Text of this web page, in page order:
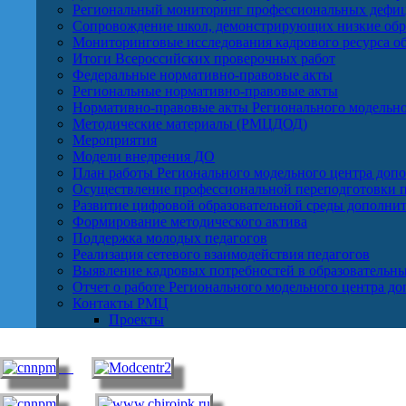
Региональный мониторинг профессиональных
Сопровождение школ, демонстрирующих низкие
Мониторинговые исследования кадрового ресурса
Итоги Всероссийских проверочных работ
Федеральные нормативно-правовые акты
Региональные нормативно-правовые акты
Нормативно-правовые акты Регионального
Методические материалы (РМЦДОД)
Мероприятия
Модели внедрения ДО
План работы Регионального модельного центра
Осуществление профессиональной переподготовки
Развитие цифровой образовательной среды
Формирование методического актива
Поддержка молодых педагогов
Реализация сетевого взаимодействия педагогов
Выявление кадровых потребностей в
Отчет о работе Регионального модельного центра
Контакты РМЦ
Проекты